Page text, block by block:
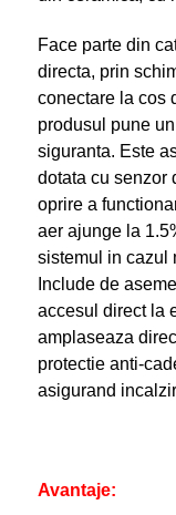
Face parte din
directa, prin
conectare la cos
produsul pune
siguranta. Este
dotata cu senzor
oprire a
aer ajunge la
sistemul in cazul
Include de
accesul direct la
amplaseaza
protectie anti-
asigurand
Avantaje: